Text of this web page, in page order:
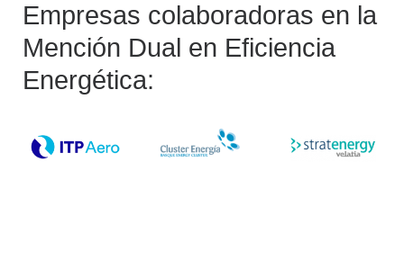
Empresas colaboradoras en la
Mención Dual en Eficiencia
Energética: